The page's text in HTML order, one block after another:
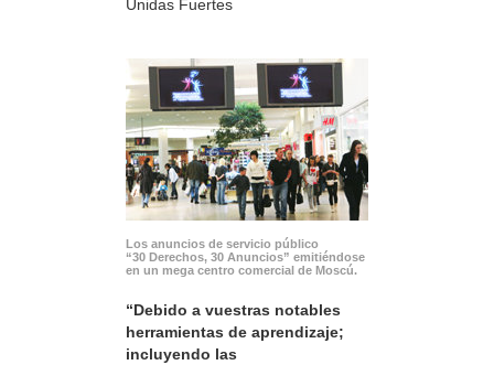
Unidas Fuertes
Los anuncios de servicio público
“30 Derechos, 30 Anuncios” emitiéndose
en un mega centro comercial de Moscú.
“Debido a vuestras notables
herramientas de aprendizaje;
incluyendo las